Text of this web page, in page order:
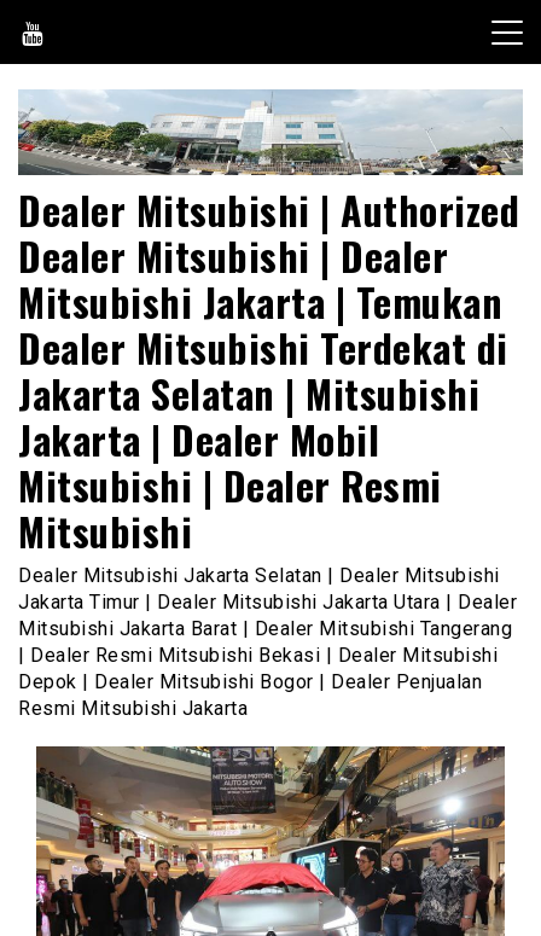
content
Dealer Mitsubishi | Authorized
Dealer Mitsubishi | Dealer
Mitsubishi Jakarta | Temukan
Dealer Mitsubishi Terdekat di
Jakarta Selatan | Mitsubishi
Jakarta | Dealer Mobil
Mitsubishi | Dealer Resmi
Mitsubishi
Dealer Mitsubishi Jakarta Selatan | Dealer Mitsubishi
Jakarta Timur | Dealer Mitsubishi Jakarta Utara | Dealer
Mitsubishi Jakarta Barat | Dealer Mitsubishi Tangerang
| Dealer Resmi Mitsubishi Bekasi | Dealer Mitsubishi
Depok | Dealer Mitsubishi Bogor | Dealer Penjualan
Resmi Mitsubishi Jakarta